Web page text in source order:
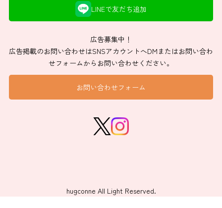
LINEで友だち追加
広告募集中！
広告掲載のお問い合わせはSNSアカウントへDMまたはお問い合わ
せフォームからお問い合わせください。
お問い合わせフォーム
hugconne All Light Reserved.